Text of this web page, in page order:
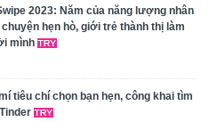
2023: Năm của năng lượng nhân
hẹn hò, giới trẻ thành thị làm
mình
tiêu chí chọn bạn hẹn, công khai tìm